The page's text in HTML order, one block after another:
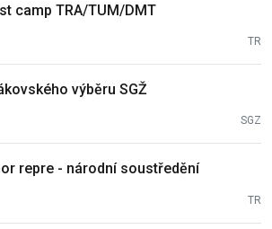
camp TRA/TUM/DMT
TR
výběru SGŽ
SGZ
repre - národní soustředění
TR